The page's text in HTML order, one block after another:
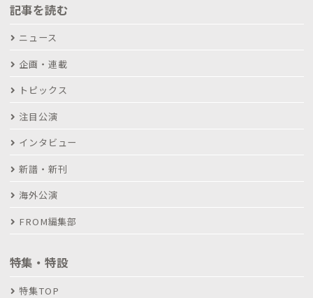
記事を読む
ニュース
企画・連載
トピックス
注目公演
インタビュー
新譜・新刊
海外公演
FROM編集部
特集・特設
特集TOP